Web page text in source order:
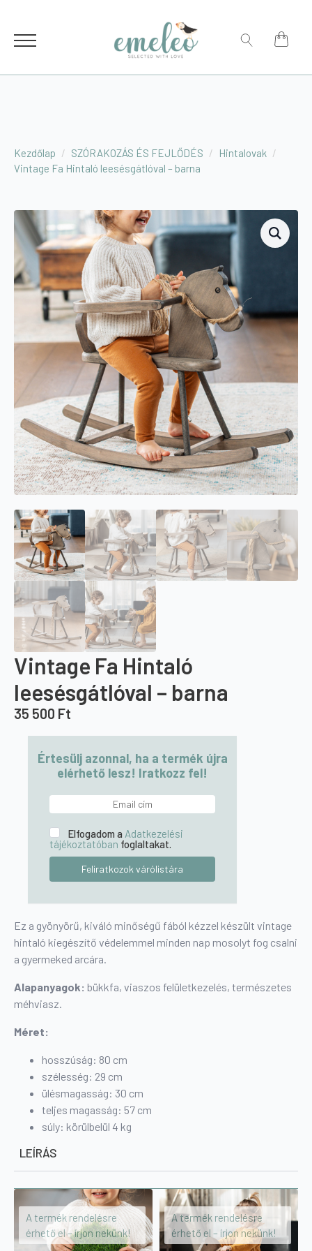
Kezdőlap SZÓRAKOZÁS ÉS FEJLŐDÉS
Hintalovak
Vintage Fa Hintaló leesésgátlóval – barna
Vintage Fa Hintaló
leesésgátlóval – barna
35 500 Ft
Értesülj azonnal, ha a termék újra
elérhető lesz! Iratkozz fel!
Elfogadom a Adatkezelési
tájékoztatóban foglaltakat.
Ez a gyönyörű, kiváló minőségű fából kézzel készült vintage
hintaló kiegészítő védelemmel minden nap mosolyt fog csalni
a gyermeked arcára.
Alapanyagok: bükkfa, viaszos felületkezelés, természetes
méhviasz.
Méret:
hosszúság: 80 cm
szélesség: 29 cm
ülésmagasság: 30 cm
teljes magasság: 57 cm
súly: körülbelül 4 kg
LEÍRÁS
A termék rendelésre
érhető el – írjon nekünk!
A termék rendelésre
érhető el – írjon nekünk!